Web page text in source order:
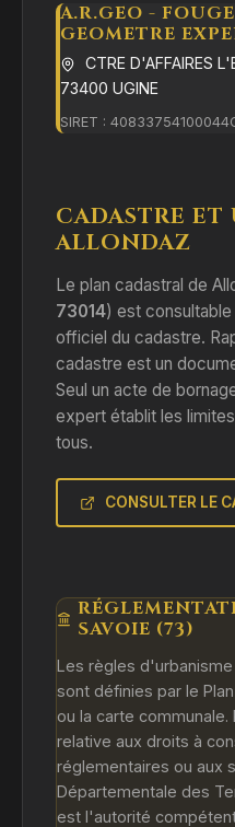
A.R.GEO -
GEOMETRE
CTRE D'AFFAIRES
73400 UGINE
SIRET : 40833754100044
CADASTRE ET
ALLONDAZ
Le plan cadastral de
73014) est
officiel du cadastre.
cadastre est un
Seul un acte de
expert établit les
tous.
CONSULTER LE
SAVOIE (73)
Les règles
sont définies par le
ou la carte
relative aux droits à
réglementaires ou aux
Départementale des
est l'autorité